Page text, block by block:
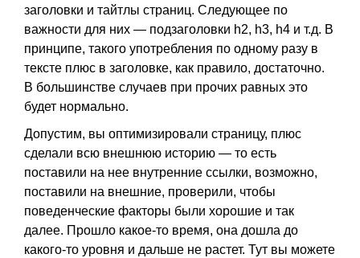
заголовки и тайтлы страниц. Следующее по
важности для них — подзаголовки h2, h3, h4 и т.д. В
принципе, такого употребления по одному разу в
тексте плюс в заголовке, как правило, достаточно.
В большинстве случаев при прочих равных это
будет нормально.
Допустим, вы оптимизировали страницу, плюс
сделали всю внешнюю историю — то есть
поставили на нее внутренние ссылки, возможно,
поставили на внешние, проверили, чтобы
поведенческие факторы были хорошие и так
далее. Прошло какое-то время, она дошла до
какого-то уровня и дальше не растет. Тут вы можете